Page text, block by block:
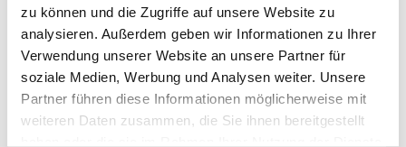
zu können und die Zugriffe auf unsere Website zu
analysieren. Außerdem geben wir Informationen zu Ihrer
Verwendung unserer Website an unsere Partner für
soziale Medien, Werbung und Analysen weiter. Unsere
Partner führen diese Informationen möglicherweise mit
weiteren Daten zusammen, die Sie ihnen bereitgestellt
Bitte geben Sie Ihr Passwort ein: